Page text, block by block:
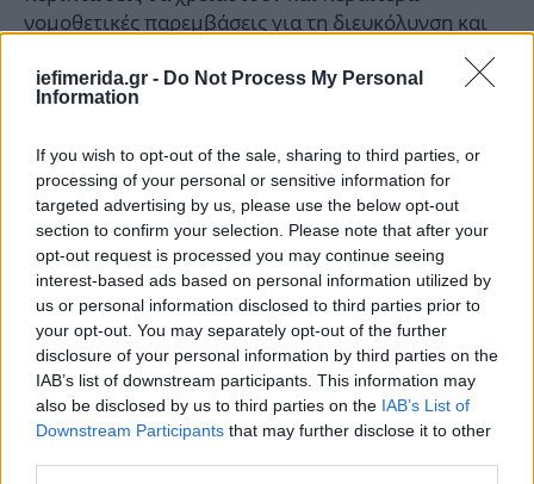
iefimerida.gr - Do Not Process My Personal
Information
If you wish to opt-out of the sale, sharing to third parties, or
processing of your personal or sensitive information for
targeted advertising by us, please use the below opt-out
section to confirm your selection. Please note that after your
opt-out request is processed you may continue seeing
interest-based ads based on personal information utilized by
us or personal information disclosed to third parties prior to
your opt-out. You may separately opt-out of the further
disclosure of your personal information by third parties on the
IAB’s list of downstream participants. This information may
also be disclosed by us to third parties on the IAB’s List of
Downstream Participants that may further disclose it to other
νομοθετικές παρεμβάσεις για τη διευκόλυνση και
με την κοινωνική αντιπαροχή. Τι απαντάτε;
Με το νέο θεσμό της «κοινωνικής αντιπαροχής»,
διατίθεται η αδρανής ακίνητη περιουσία του
δημοσίου, χωρίς να χάνεται η κυριότητα της γης, σε
μακροχρόνιες παραχωρήσεις προς ιδιώτες που
εξασφαλίζουν με συμβατικές υποχρεώσεις την
κατασκευή σύγχρονων κατοικιών οι οποίες θα
διατεθούν με φθηνά ενοίκια. Πρόκειται για την πιο
διαδεδομένη πρακτική κοινωνικής στέγης που έχει
εξασφαλίσει το 20-25% των ακινήτων πχ στην